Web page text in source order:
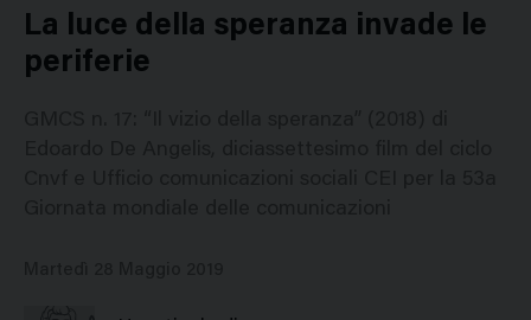
Plus
La luce della speranza invade le
periferie